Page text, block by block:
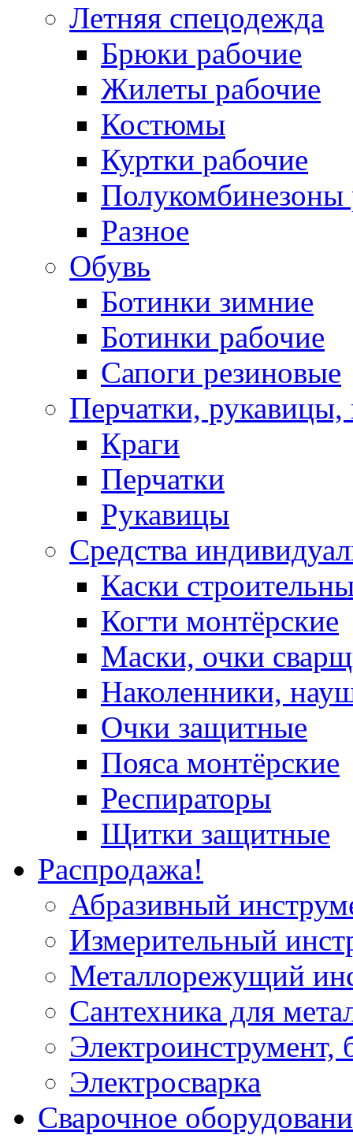
Летняя спецодежда
Брюки рабочие
Жилеты рабочие
Костюмы
Куртки рабочие
Полукомбинезоны
Разное
Обувь
Ботинки зимние
Ботинки рабочие
Сапоги резиновые
Перчатки, рукавицы,
Краги
Перчатки
Рукавицы
Средства
Каски
Когти монтёрские
Маски, очки
Наколенники,
Очки защитные
Пояса монтёрские
Респираторы
Щитки защитные
Распродажа!
Абразивный
Измерительный
Металлорежущий
Сантехника для
Электроинструмент,
Электросварка
Сварочное